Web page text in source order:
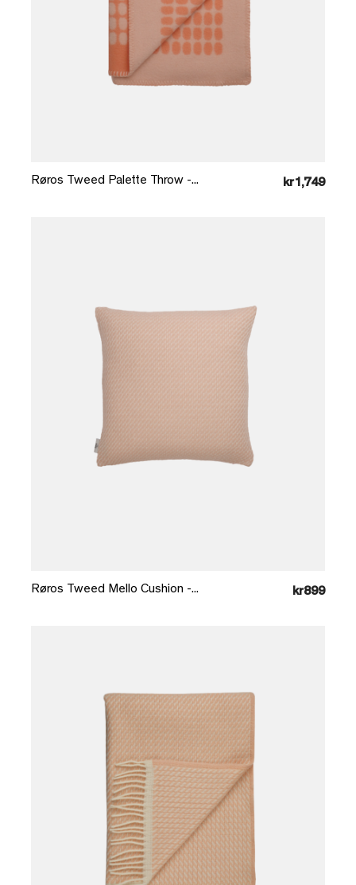
Røros Tweed Palette Throw -... kr1,749
Røros Tweed Mello Cushion -... kr899